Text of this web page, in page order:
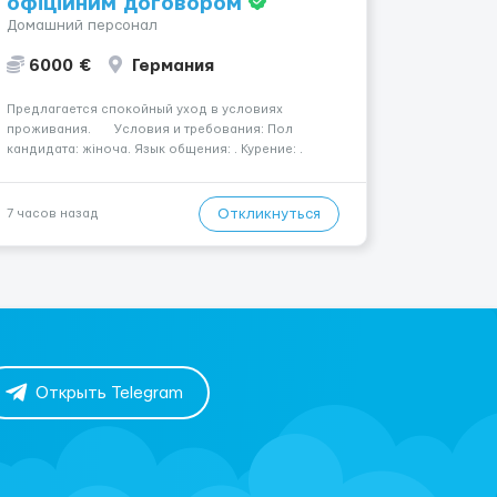
Домашний персонал
6000 € Германия
Предлагается спокойный уход в условиях
проживания. Условия и требования: Пол
кандидата: жіноча. Язык общения: . Курение: .
459 567 591 Укр...
7 часов назад Откликнуться
Открыть Telegram